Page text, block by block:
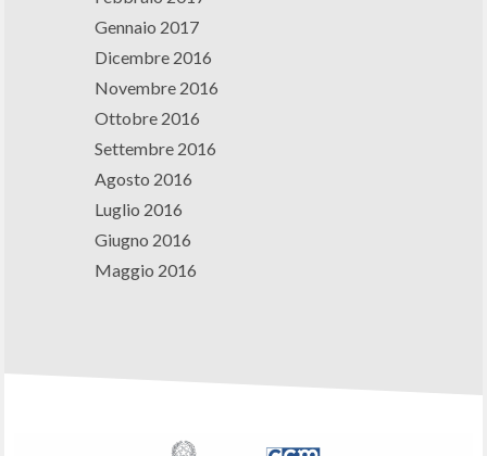
Gennaio 2017
Dicembre 2016
Novembre 2016
Ottobre 2016
Settembre 2016
Agosto 2016
Luglio 2016
Giugno 2016
Maggio 2016